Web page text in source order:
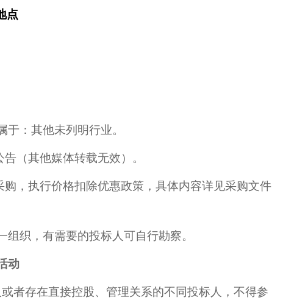
点
于：其他未列明行业。
告（其他媒体转载无效）。
，执行价格扣除优惠政策，具体内容详见采购文件
织，有需要的投标人可自行勘察。
动
者存在直接控股、管理关系的不同投标人，不得参